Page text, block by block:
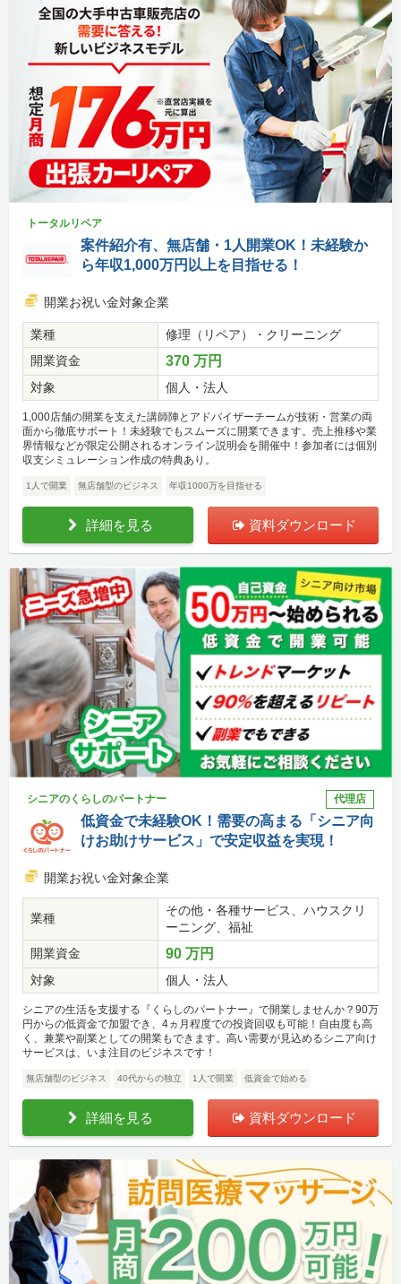
トータルリペア
案件紹介有、無店舗・1人開業OK！未経験か
ら年収1,000万円以上を目指せる！
開業お祝い金対象企業
業種
修理（リペア）・クリーニング
開業資金
370 万円
対象 個人・法人
1,000店舗の開業を支えた講師陣とアドバイザーチームが技術・営業の両
面から徹底サポート！未経験でもスムーズに開業できます。売上推移や業
界情報などが限定公開されるオンライン説明会を開催中！参加者には個別
収支シミュレーション作成の特典あり。
1人で開業 無店舗型のビジネス 年収1000万を目指せる
詳細を見る 資料ダウンロード
シニアのくらしのパートナー 代理店
低資金で未経験OK！需要の高まる「シニア向
けお助けサービス」で安定収益を実現！
開業お祝い金対象企業
業種
その他・各種サービス、ハウスクリ
ーニング、福祉
開業資金
90 万円
対象 個人・法人
シニアの生活を支援する『くらしのパートナー』で開業しませんか？90万
円からの低資金で加盟でき、4ヵ月程度での投資回収も可能！自由度も高
く、兼業や副業としての開業もできます。高い需要が見込めるシニア向け
サービスは、いま注目のビジネスです！
無店舗型のビジネス 40代からの独立 1人で開業 低資金で始める
詳細を見る 資料ダウンロード